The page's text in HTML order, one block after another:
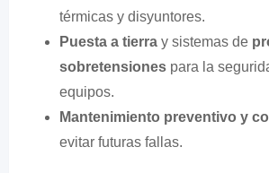
térmicas y disyuntores.
Puesta a tierra y sistemas de
sobretensiones para la
equipos.
Mantenimiento preventivo y
evitar futuras fallas.